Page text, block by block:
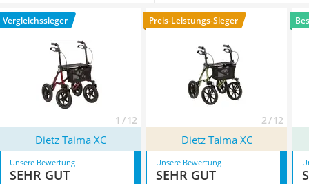
Mineralfutter Pferd
Massagegerät
ModellDietz Taima XC mit seinen Eigenschaften.
Vergleichssieger
1 / 12
Preis-Leistungs-Sieger
2 / 12
Dietz Taima XC Dietz Taima XC
Unsere Bewertung
SEHR GUT
Unsere Bewertung
SEHR GUT